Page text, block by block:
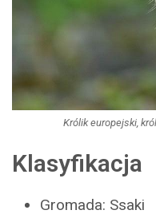
Królik europejski,
Klasyfikacja
Gromada: Ssaki